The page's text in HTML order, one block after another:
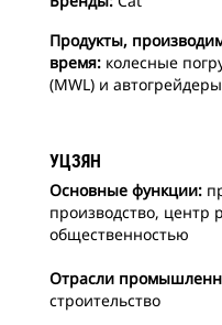
Продукты,
время: колесные
(MWL) и
УЦЗЯН
Основные функции:
производство, центр
общественностью
Отрасли
строительство